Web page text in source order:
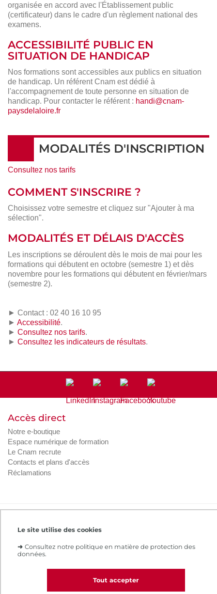
Le site utilise des cookies
➜ Consultez notre politique en matière de protection des
données.
Tout accepter
organisée en accord avec l'Établissement public
(certificateur) dans le cadre d'un règlement national des
examens.
ACCESSIBILITÉ PUBLIC EN
SITUATION DE HANDICAP
Nos formations sont accessibles aux publics en situation
de handicap. Un référent Cnam est dédié à
l'accompagnement de toute personne en situation de
handicap. Pour contacter le référent : handi@cnam-
paysdelaloire.fr
MODALITÉS D'INSCRIPTION
Consultez nos tarifs
COMMENT S'INSCRIRE ?
Choisissez votre semestre et cliquez sur "Ajouter à ma
sélection".
MODALITÉS ET DÉLAIS D'ACCÈS
Les inscriptions se déroulent dès le mois de mai pour les
formations qui débutent en octobre (semestre 1) et dès
novembre pour les formations qui débutent en février/mars
(semestre 2).
► Contact : 02 40 16 10 95
► Accessibilité.
► Consultez nos tarifs.
► Consultez les indicateurs de résultats.
Accès direct
Notre e-boutique
Espace numérique de formation
Le Cnam recrute
Contacts et plans d'accès
Réclamations
Règlement intérieur